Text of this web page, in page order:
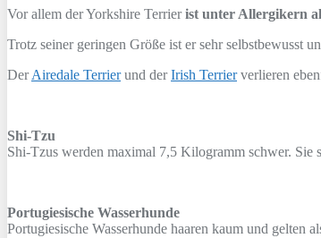
Vor allem der Yorkshire Terrierist unter Allergikern
Trotz seiner geringen Größe ist er sehr selbstbewusst
DerAiredale Terrierund derIrish Terrierverlieren
Shi-Tzu
Shi-Tzus werden maximal 7,5 Kilogramm schwer. Sie
Portugiesische Wasserhunde
Portugiesische Wasserhunde haaren kaum und gelten